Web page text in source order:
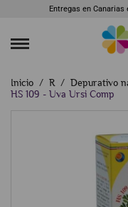
Entregas en
Inicio R Depurativo
HS 109 - Uva Ursi Comp